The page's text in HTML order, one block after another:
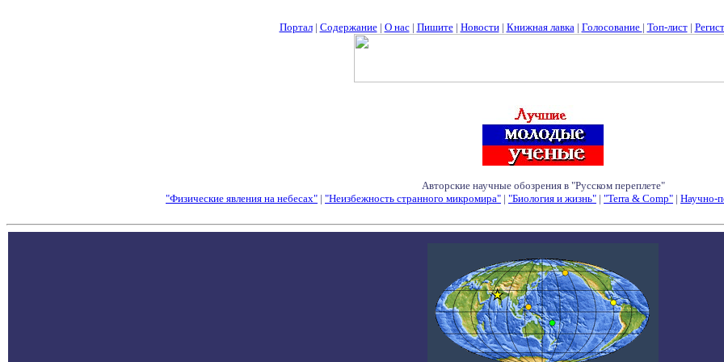
Портал| Содержание| О нас| Пишите| Новости| Книжная лавка| Голосование | Топ-лист|
Авторские научные обозрения в "Русском переплете"
"Физические явления на небесах" | "Неизбежность странного микромира" | "Биология и жизнь" | "Terra & Comp" | Научно-